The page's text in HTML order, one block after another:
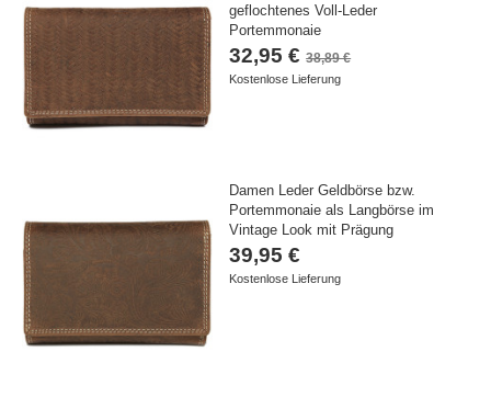
geflochtenes Voll-Leder
Portemmonaie
32,95 €38,89 €
Kostenlose Lieferung
Damen Leder Geldbörse bzw.
Portemmonaie als Langbörse im
Vintage Look mit Prägung
39,95 €
Kostenlose Lieferung